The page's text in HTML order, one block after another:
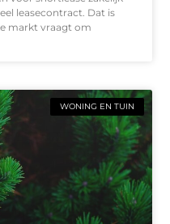
leasecontract. Dat is
markt vraagt om
WONING EN TUIN